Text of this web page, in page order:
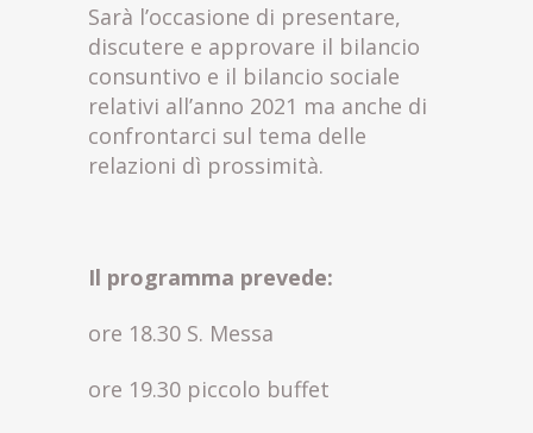
Sarà l’occasione di presentare,
discutere e approvare il bilancio
consuntivo e il bilancio sociale
relativi all’anno 2021 ma anche di
confrontarci sul tema delle
relazioni dì prossimità.
Il programma prevede:
ore 18.30 S. Messa
ore 19.30 piccolo buffet